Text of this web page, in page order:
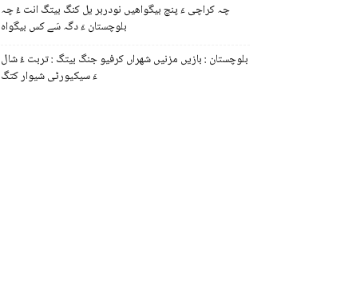
چہ کراچی ءَ پنچ بیگواھیں نودربر یل کنگ بیتگ انت ءُ چہ
بلوچستان ءَ دگہ سَے کس بیگواہ
بلوچستان : بازیں مزنیں شھراں کرفیو جنگ بیتگ : تربت ءُ شال
ءَ سیکیورٹی شیوار کتگ